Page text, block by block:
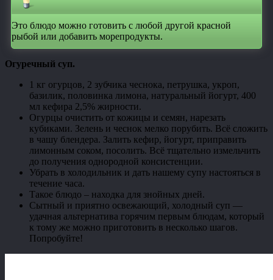
Это блюдо можно готовить с любой другой красной
рыбой или добавить морепродукты.
Огуречный суп.
1 кг огурцов, 2 зубчика чеснока, петрушка, укроп,
базилик, половинка лимона, натуральный йогурт, 400
мл кефира 2,5% жирности.
Огурцы очистить от кожицы и семян, нарезать
кубиками. Зелень и чеснок мелко порубить. Всё сложить
в чашу блендера. Залить кефир, йогурт, приправить
лимонным соком, посолить. Всё тщательно измельчить
до получения однородной консистенции.
Убрать в холодильник и дать нашему супу настояться в
течение часа.
Такое блюдо – находка для знойных дней.
Сытный и приятно освежающий, холодный суп —
удачная альтернатива горячим первым блюдам, который
к тому же можно приготовить в несколько шагов.
Попробуйте!